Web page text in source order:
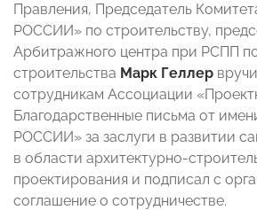
Правления, Председатель
РОССИИ» по строительству,
Арбитражного центра при РСПП
строительства Марк Геллер
сотрудникам Ассоциации
Благодарственные письма от
РОССИИ» за заслуги в развитии
в области архитектурно-
проектирования и подписал с
соглашение о сотрудничестве.